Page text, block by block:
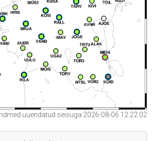
uuendatud seisuga 2026-08-06 12:22:02